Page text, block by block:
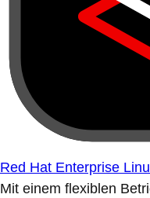
Red Hat Enterprise
Mit einem flexiblen